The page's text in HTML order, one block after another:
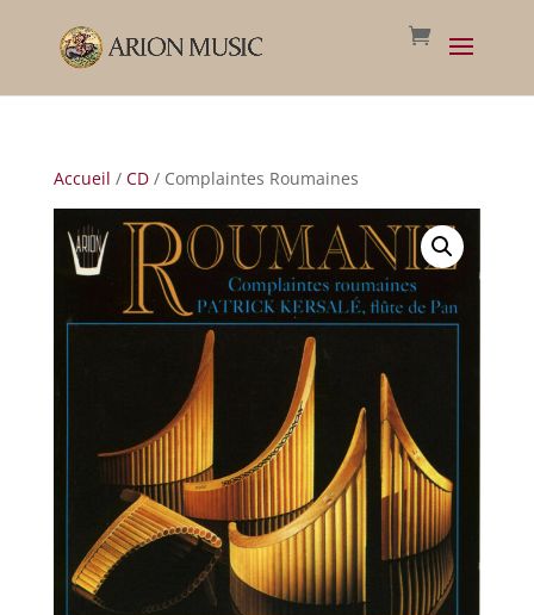
Accueil / CD/ Complaintes Roumaines